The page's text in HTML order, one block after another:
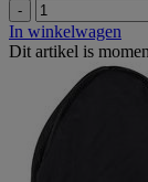
-
In winkelwagen
Dit artikel is